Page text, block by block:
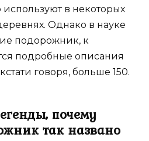
в некоторых
Однако в науке
подорожник, к
подробные описания
говоря, больше 150.
почему
так названо